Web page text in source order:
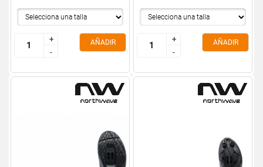
+
-
+
-
AÑADIR
+
-
+
-
AÑADIR